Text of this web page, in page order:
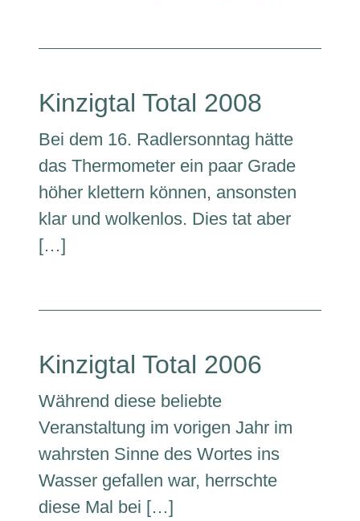
Kinzigtal Total 2008
Bei dem 16. Radlersonntag hätte
das Thermometer ein paar Grade
höher klettern können, ansonsten
klar und wolkenlos. Dies tat aber
[…]
Kinzigtal Total 2006
Während diese beliebte
Veranstaltung im vorigen Jahr im
wahrsten Sinne des Wortes ins
Wasser gefallen war, herrschte
diese Mal bei […]